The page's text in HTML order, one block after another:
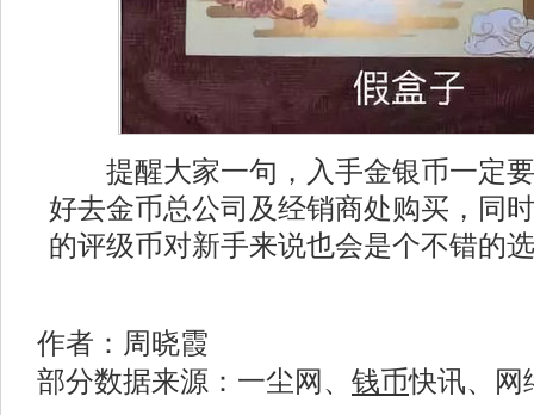
提醒大家一句，入手金银币一定要
好去金币总公司及经销商处购买，同
的评级币对新手来说也会是个不错的
作者：周晓霞
部分数据来源：一尘网、 钱币快讯、网